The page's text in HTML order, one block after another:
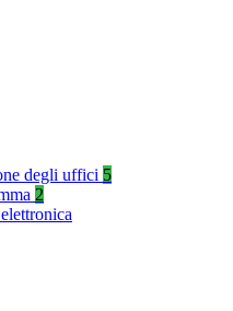
degli uffici 5
2